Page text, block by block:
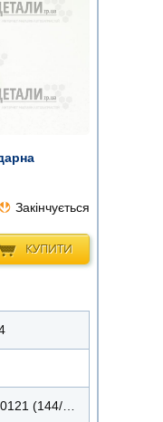
Закінчується
КУПИТИ